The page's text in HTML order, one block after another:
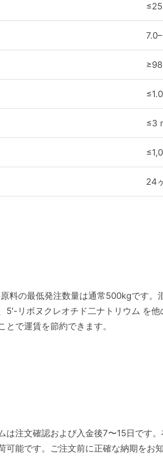
≤3
24
料の最低発注数量は通常500kgです。
5′-リボヌクレオチド二ナトリウム を他
とで運賃を節約できます。
は注文確認および入金後7〜15日です
可能です。ご注文前に正確な納期をお知